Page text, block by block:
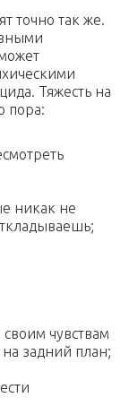
точно так же.
Тяжесть на
пора:
никак не
чувствам
задний план;